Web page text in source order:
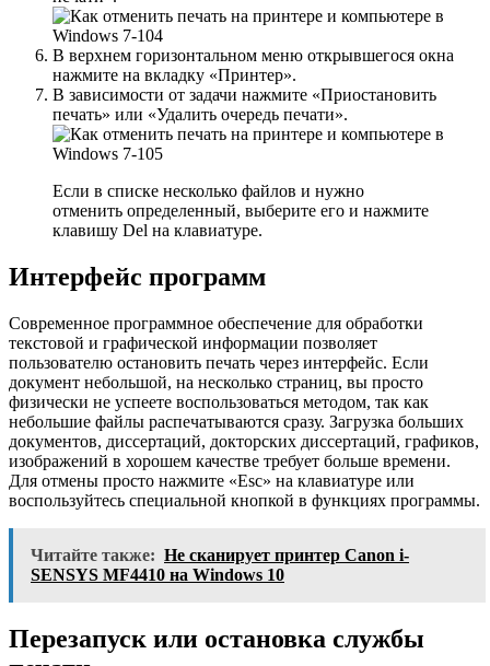
В верхнем горизонтальном меню открывшегося окна
нажмите на вкладку «Принтер».
В зависимости от задачи нажмите «Приостановить
печать» или «Удалить очередь печати».
Если в списке несколько файлов и нужно
отменить определенный, выберите его и нажмите
клавишу Del на клавиатуре.
Интерфейс программ
Современное программное обеспечение для обработки
текстовой и графической информации позволяет
пользователю остановить печать через интерфейс. Если
документ небольшой, на несколько страниц, вы просто
физически не успеете воспользоваться методом, так как
небольшие файлы распечатываются сразу. Загрузка больших
документов, диссертаций, докторских диссертаций, графиков,
изображений в хорошем качестве требует больше времени.
Для отмены просто нажмите «Esc» на клавиатуре или
воспользуйтесь специальной кнопкой в ​​функциях программы.
Читайте также: Не сканирует принтер Canon i-
SENSYS MF4410 на Windows 10
Перезапуск или остановка службы